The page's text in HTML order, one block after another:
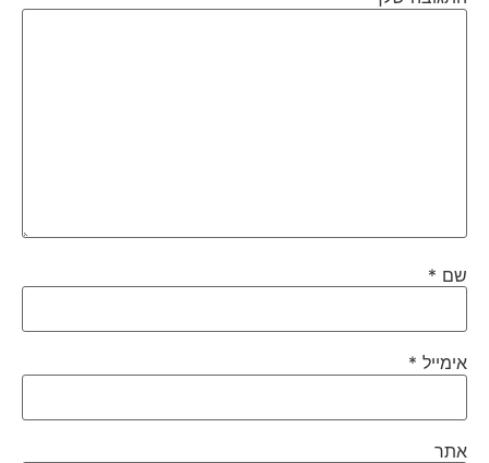
שם*
אימייל*
אתר